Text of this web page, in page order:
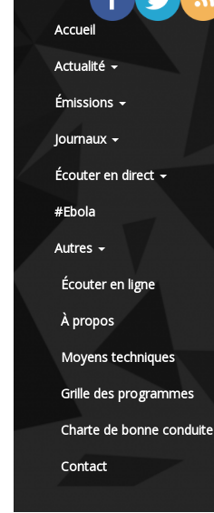
Accueil
Actualité
Émissions
Journaux
Écouter en direct
#Ebola
Autres
Écouter en ligne
À propos
Moyens techniques
Grille des programmes
Charte de bonne conduite
Contact